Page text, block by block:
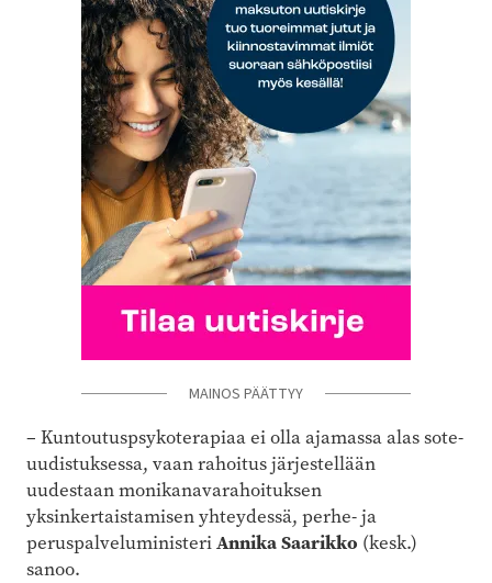
MAINOS PÄÄTTYY
– Kuntoutuspsykoterapiaa ei olla ajamassa alas sote-
uudistuksessa, vaan rahoitus järjestellään
uudestaan monikanavarahoituksen
yksinkertaistamisen yhteydessä, perhe- ja
peruspalveluministeriAnnika Saarikko (kesk.)
sanoo.